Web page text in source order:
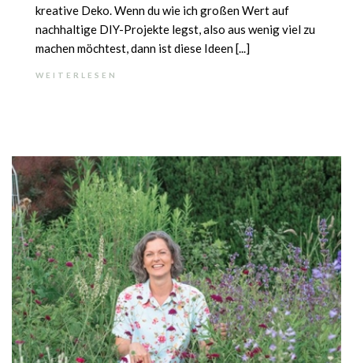
kreative Deko. Wenn du wie ich großen Wert auf
nachhaltige DIY-Projekte legst, also aus wenig viel zu
machen möchtest, dann ist diese Ideen [...]
WEITERLESEN